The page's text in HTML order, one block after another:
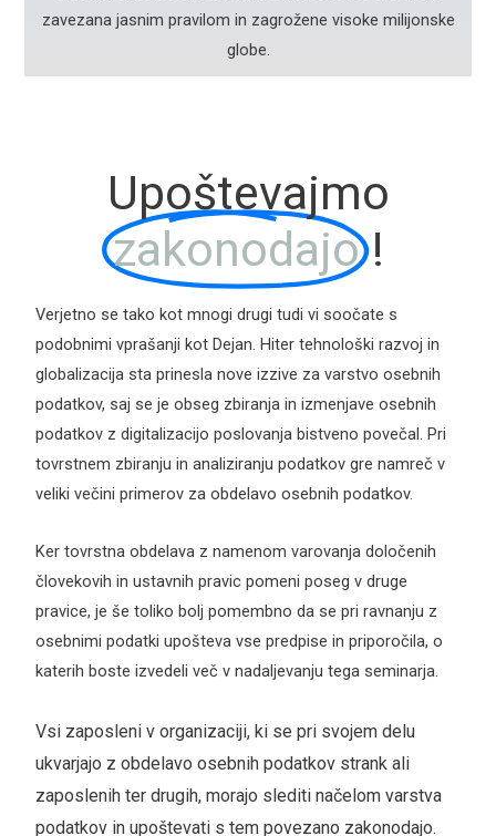
zavezana jasnim pravilom in zagrožene visoke milijonske
globe.
Upoštevajmo
zakonodajo !
Verjetno se tako kot mnogi drugi tudi vi soočate s
podobnimi vprašanji kot Dejan. Hiter tehnološki razvoj in
globalizacija sta prinesla nove izzive za varstvo osebnih
podatkov, saj se je obseg zbiranja in izmenjave osebnih
podatkov z digitalizacijo poslovanja bistveno povečal. Pri
tovrstnem zbiranju in analiziranju podatkov gre namreč v
veliki večini primerov za obdelavo osebnih podatkov.
Ker tovrstna obdelava z namenom varovanja določenih
človekovih in ustavnih pravic pomeni poseg v druge
pravice, je še toliko bolj pomembno da se pri ravnanju z
osebnimi podatki upošteva vse predpise in priporočila, o
katerih boste izvedeli več v nadaljevanju tega seminarja.
Vsi zaposleni v organizaciji, ki se pri svojem delu
ukvarjajo z obdelavo osebnih podatkov strank ali
zaposlenih ter drugih, morajo slediti načelom varstva
podatkov in upoštevati s tem povezano zakonodajo.